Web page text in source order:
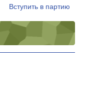
Вступить в партию